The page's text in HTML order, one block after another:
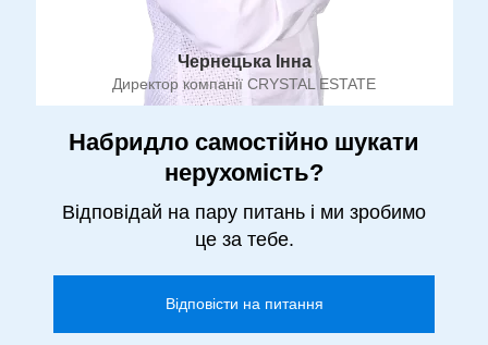
Чернецька Інна
Директор компанії CRYSTAL ESTATE
Набридло самостійно шукати
нерухомість?
Відповідай на пару питань і ми зробимо
це за тебе.
Відповісти на питання